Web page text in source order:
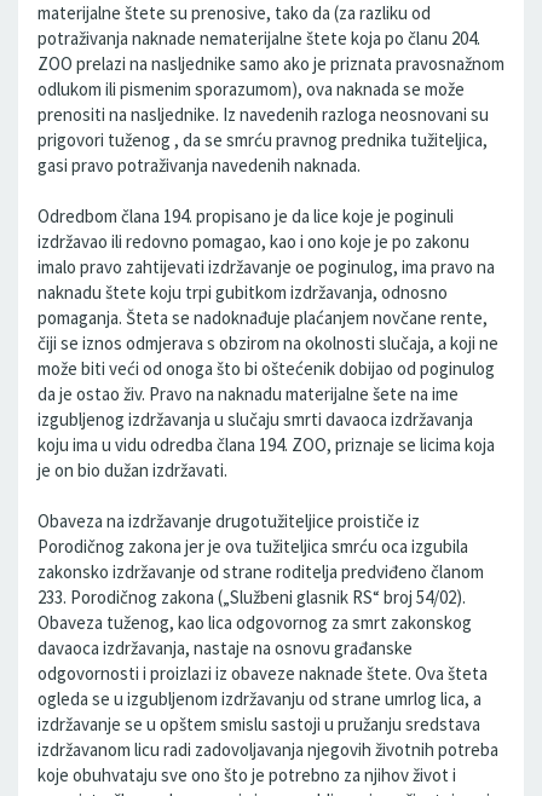
materijalne štete su prenosive, tako da (za razliku od
potraživanja naknade nematerijalne štete koja po članu 204.
ZOO prelazi na nasljednike samo ako je priznata pravosnažnom
odlukom ili pismenim sporazumom), ova naknada se može
prenositi na nasljednike. Iz navedenih razloga neosnovani su
prigovori tuženog , da se smrću pravnog prednika tužiteljica,
gasi pravo potraživanja navedenih naknada.
Odredbom člana 194. propisano je da lice koje je poginuli
izdržavao ili redovno pomagao, kao i ono koje je po zakonu
imalo pravo zahtijevati izdržavanje oe poginulog, ima pravo na
naknadu štete koju trpi gubitkom izdržavanja, odnosno
pomaganja. Šteta se nadoknađuje plaćanjem novčane rente,
čiji se iznos odmjerava s obzirom na okolnosti slučaja, a koji ne
može biti veći od onoga što bi oštećenik dobijao od poginulog
da je ostao živ. Pravo na naknadu materijalne šete na ime
izgubljenog izdržavanja u slučaju smrti davaoca izdržavanja
koju ima u vidu odredba člana 194. ZOO, priznaje se licima koja
je on bio dužan izdržavati.
Obaveza na izdržavanje drugotužiteljice proističe iz
Porodičnog zakona jer je ova tužiteljica smrću oca izgubila
zakonsko izdržavanje od strane roditelja predviđeno članom
233. Porodičnog zakona („Službeni glasnik RS“ broj 54/02).
Obaveza tuženog, kao lica odgovornog za smrt zakonskog
davaoca izdržavanja, nastaje na osnovu građanske
odgovornosti i proizlazi iz obaveze naknade štete. Ova šteta
ogleda se u izgubljenom izdržavanju od strane umrlog lica, a
izdržavanje se u opštem smislu sastoji u pružanju sredstava
izdržavanom licu radi zadovoljavanja njegovih životnih potreba
koje obuhvataju sve ono što je potrebno za njihov život i